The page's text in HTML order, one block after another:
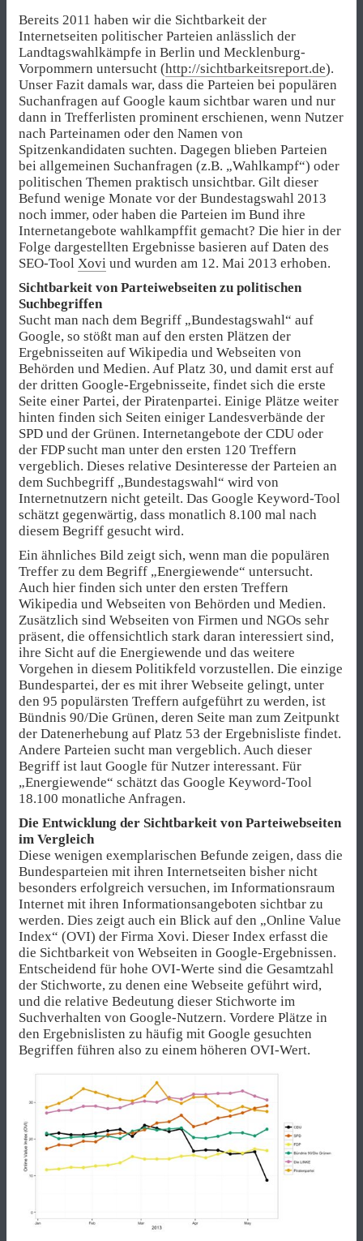
Bereits 2011 haben wir die Sichtbarkeit der
Internetseiten politischer Parteien anlässlich der
Landtagswahlkämpfe in Berlin und Mecklenburg-
Vorpommern untersucht (http://sichtbarkeitsreport.de).
Unser Fazit damals war, dass die Parteien bei populären
Suchanfragen auf Google kaum sichtbar waren und nur
dann in Trefferlisten prominent erschienen, wenn Nutzer
nach Parteinamen oder den Namen von
Spitzenkandidaten suchten. Dagegen blieben Parteien
bei allgemeinen Suchanfragen (z.B. „Wahlkampf“) oder
politischen Themen praktisch unsichtbar. Gilt dieser
Befund wenige Monate vor der Bundestagswahl 2013
noch immer, oder haben die Parteien im Bund ihre
Internetangebote wahlkampffit gemacht? Die hier in der
Folge dargestellten Ergebnisse basieren auf Daten des
SEO-Tool Xovi und wurden am 12. Mai 2013 erhoben.
Sichtbarkeit von Parteiwebseiten zu politischen
Suchbegriffen
Sucht man nach dem Begriff „Bundestagswahl“ auf
Google, so stößt man auf den ersten Plätzen der
Ergebnisseiten auf Wikipedia und Webseiten von
Behörden und Medien. Auf Platz 30, und damit erst auf
der dritten Google-Ergebnisseite, findet sich die erste
Seite einer Partei, der Piratenpartei. Einige Plätze weiter
hinten finden sich Seiten einiger Landesverbände der
SPD und der Grünen. Internetangebote der CDU oder
der FDP sucht man unter den ersten 120 Treffern
vergeblich. Dieses relative Desinteresse der Parteien an
dem Suchbegriff „Bundestagswahl“ wird von
Internetnutzern nicht geteilt. Das Google Keyword-Tool
schätzt gegenwärtig, dass monatlich 8.100 mal nach
diesem Begriff gesucht wird.
Ein ähnliches Bild zeigt sich, wenn man die populären
Treffer zu dem Begriff „Energiewende“ untersucht.
Auch hier finden sich unter den ersten Treffern
Wikipedia und Webseiten von Behörden und Medien.
Zusätzlich sind Webseiten von Firmen und NGOs sehr
präsent, die offensichtlich stark daran interessiert sind,
ihre Sicht auf die Energiewende und das weitere
Vorgehen in diesem Politikfeld vorzustellen. Die einzige
Bundespartei, der es mit ihrer Webseite gelingt, unter
den 95 populärsten Treffern aufgeführt zu werden, ist
Bündnis 90/Die Grünen, deren Seite man zum Zeitpunkt
der Datenerhebung auf Platz 53 der Ergebnisliste findet.
Andere Parteien sucht man vergeblich. Auch dieser
Begriff ist laut Google für Nutzer interessant. Für
„Energiewende“ schätzt das Google Keyword-Tool
18.100 monatliche Anfragen.
Die Entwicklung der Sichtbarkeit von Parteiwebseiten
im Vergleich
Diese wenigen exemplarischen Befunde zeigen, dass die
Bundesparteien mit ihren Internetseiten bisher nicht
besonders erfolgreich versuchen, im Informationsraum
Internet mit ihren Informationsangeboten sichtbar zu
werden. Dies zeigt auch ein Blick auf den „Online Value
Index“ (OVI) der Firma Xovi. Dieser Index erfasst die
die Sichtbarkeit von Webseiten in Google-Ergebnissen.
Entscheidend für hohe OVI-Werte sind die Gesamtzahl
der Stichworte, zu denen eine Webseite geführt wird,
und die relative Bedeutung dieser Stichworte im
Suchverhalten von Google-Nutzern. Vordere Plätze in
den Ergebnislisten zu häufig mit Google gesuchten
Begriffen führen also zu einem höheren OVI-Wert.